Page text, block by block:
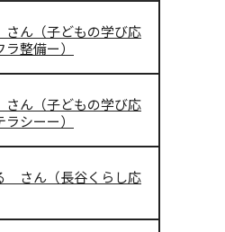
ん（子どもの学び応
整備ー）
ん（子どもの学び応
シーー）
さん（長谷くらし応